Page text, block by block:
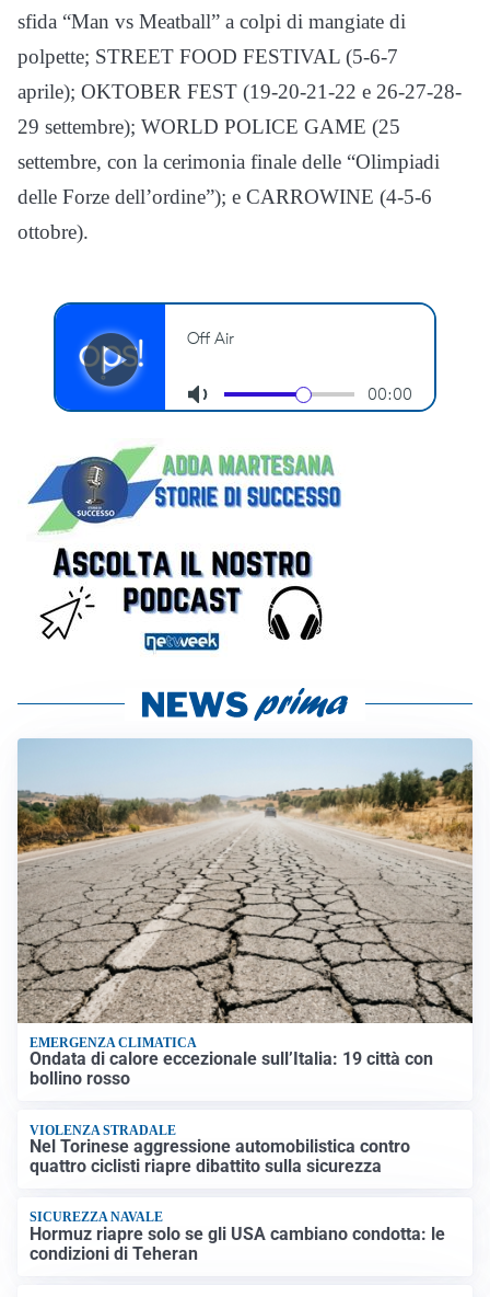
sfida “Man vs Meatball” a colpi di mangiate di
polpette; STREET FOOD FESTIVAL (5-6-7
aprile); OKTOBER FEST (19-20-21-22 e 26-27-28-
29 settembre); WORLD POLICE GAME (25
settembre, con la cerimonia finale delle “Olimpiadi
delle Forze dell’ordine”); e CARROWINE (4-5-6
ottobre).
EMERGENZA CLIMATICA
Ondata di calore eccezionale sull’Italia: 19 città con
bollino rosso
VIOLENZA STRADALE
Nel Torinese aggressione automobilistica contro
quattro ciclisti riapre dibattito sulla sicurezza
SICUREZZA NAVALE
Hormuz riapre solo se gli USA cambiano condotta: le
condizioni di Teheran